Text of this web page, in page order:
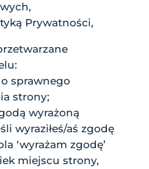
Prywatności,
sprawnego
strony;
wyrażoną
wyraziłeś/aś zgodę
‘wyrażam zgodę’
miejscu strony,